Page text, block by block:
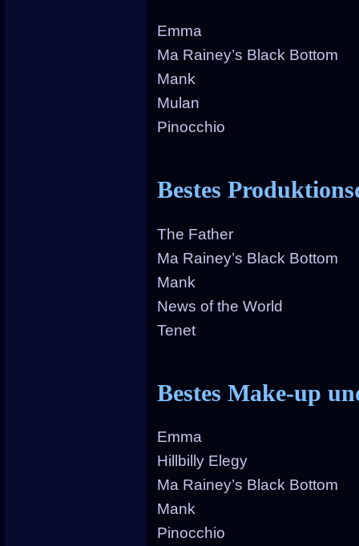
Emma
Ma Rainey’s Black Bottom
Mank
Mulan
Pinocchio
Bestes
The Father
Ma Rainey’s Black Bottom
Mank
News of the World
Tenet
Bestes Make-up
Emma
Hillbilly Elegy
Ma Rainey’s Black Bottom
Mank
Pinocchio